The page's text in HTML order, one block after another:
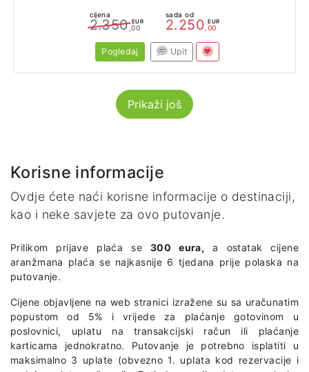
cijena
2.350 EUR
,00
sada od
2.250 EUR
,00
Pogledaj Upit
Prikaži još
Korisne informacije
Ovdje ćete naći korisne informacije o destinaciji,
kao i neke savjete za ovo putovanje.
Prilikom prijave plaća se 300 eura, a ostatak cijene
aranžmana plaća se najkasnije 6 tjedana prije polaska na
putovanje.
Cijene objavljene na web stranici izražene su sa uračunatim
popustom od 5% i vrijede za plaćanje gotovinom u
poslovnici, uplatu na transakcijski račun ili plaćanje
karticama jednokratno. Putovanje je potrebno isplatiti u
maksimalno 3 uplate (obvezno 1. uplata kod rezervacije i